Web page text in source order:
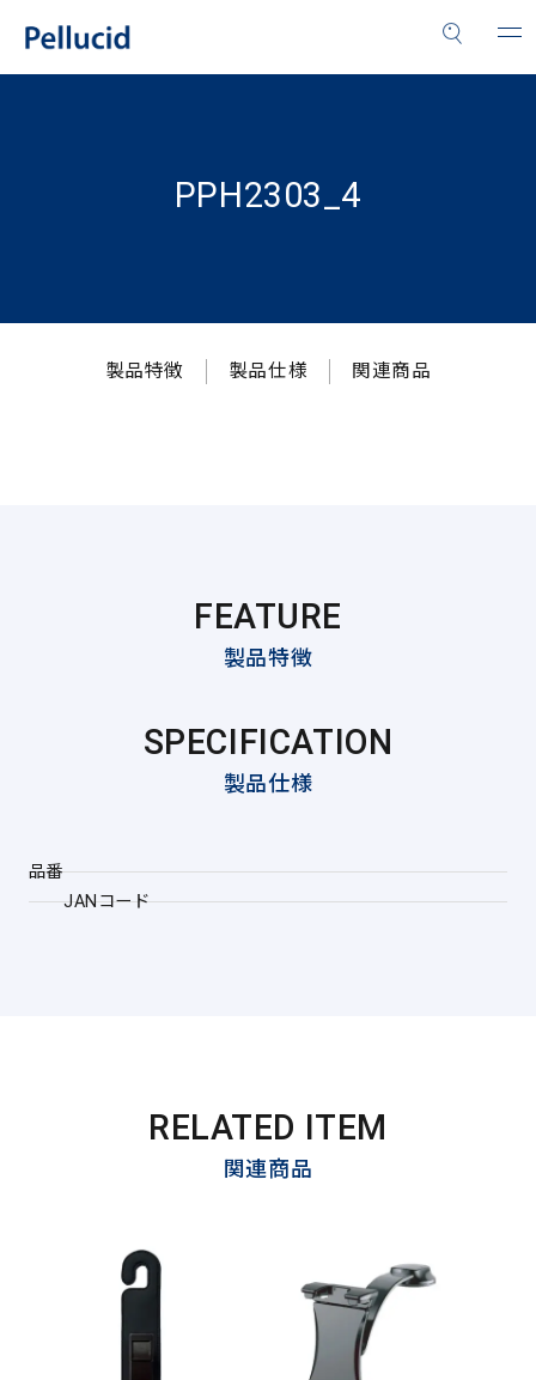
PPH2303_4
製品特徴 製品仕様 関連商品
FEATURE
製品特徴
SPECIFICATION
製品仕様
品番
JANコード
RELATED ITEM
関連商品